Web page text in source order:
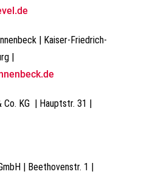
| Kaiser-Friedrich-
|
Co. KG | Hauptstr. 31 |
| Beethovenstr. 1 |